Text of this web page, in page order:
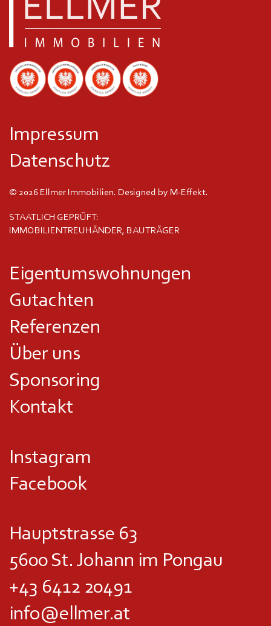
Impressum
Datenschutz
© 2026 Ellmer Immobilien. Designed by M-Effekt.
STAATLICH GEPRÜFT:
IMMOBILIENTREUHÄNDER, BAUTRÄGER
Eigentumswohnungen
Gutachten
Referenzen
Über uns
Sponsoring
Kontakt
Instagram
Facebook
Hauptstrasse 63
5600 St. Johann im Pongau
+43 6412 20491
info@ellmer.at